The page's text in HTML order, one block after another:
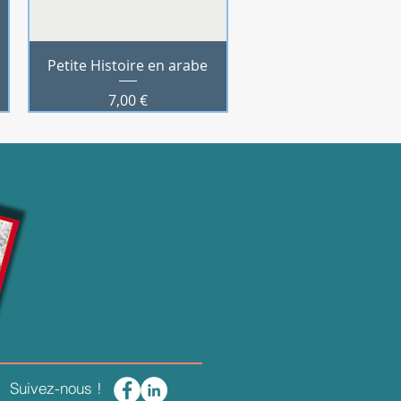
Aperçu rapide
Petite Histoire en arabe
Prix
7,00 €
Suivez-nous !